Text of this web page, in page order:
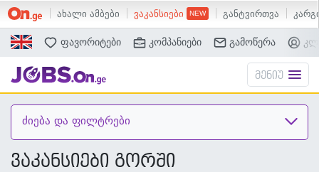
ახალი ამბები ვაკანსიები განტვირთვა
ძებნა
ფავორიტები კომპანიები გამოწერა
მენიუ
ძიება და ფილტრები
ვაკანსიები გორში